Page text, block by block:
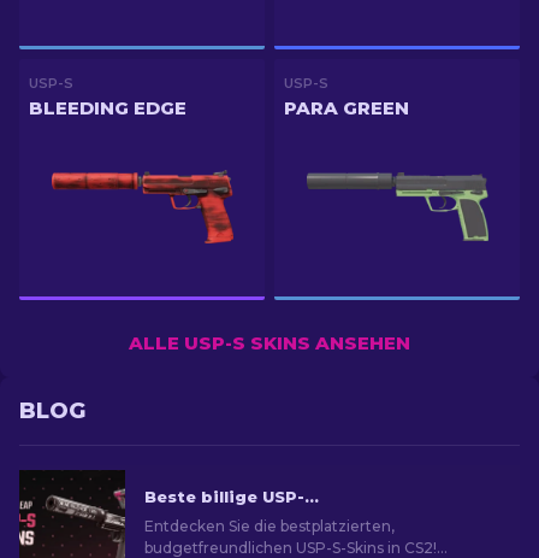
USP-S
BLEEDING EDGE
USP-S
PARA GREEN
ALLE USP-S SKINS ANSEHEN
BLOG
Beste billige USP-S-Skins in CS2: Bewertet [2026]
Entdecken Sie die bestplatzierten,
budgetfreundlichen USP-S-Skins in CS2!